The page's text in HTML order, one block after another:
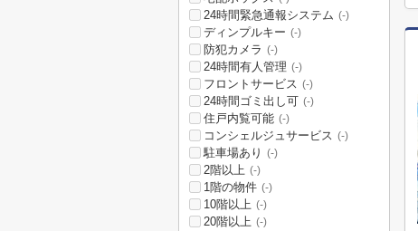
24時間緊急通報システム (-)
ディンプルキー (-)
防犯カメラ (-)
24時間有人管理 (-)
フロントサービス (-)
24時間ゴミ出し可 (-)
住戸内覧可能 (-)
コンシェルジュサービス (-)
駐車場あり (-)
2階以上 (-)
1階の物件 (-)
10階以上 (-)
20階以上 (-)